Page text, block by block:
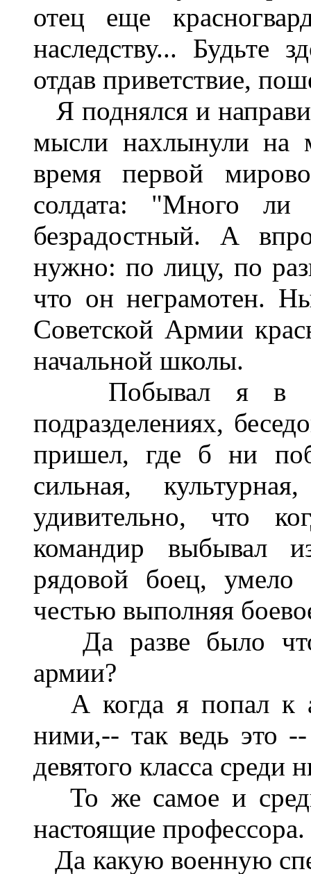
отец еще
наследству... Будьте
отдав приветствие,
Я поднялся и
мысли нахлынули на
время первой
солдата: "Много
безрадостный. А
нужно: по лицу, по
что он неграмотен.
Советской Армии
начальной школы.
Побывал я в
подразделениях,
пришел, где б ни
сильная,
удивительно, что
командир выбывал
рядовой боец,
честью выполняя
Да разве было
армии?
А когда я попал к
ними,-- так ведь это
девятого класса среди
То же самое и
настоящие профессора.
Да какую военную